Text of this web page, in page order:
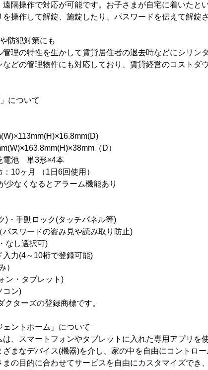
隔操作で対応が可能です。お子さまが自宅に着いたと
操作して解錠、施錠したり、パスワードを伝えて解錠
防犯対策にも
理の特性を生かして賃貸居住者の退去時などにシリン
どの管理物件にも対応しており、賃貸経営のコストダ
について
（D）
電池 単3形×4本
（1日6回使用）
るとアラーム機能あり
)・手動ロック(タッチパネル等)
パスワードの盗み見や読み取り防止)
なし選択可)
入力(4～10桁で登録可能)
）
ン・タブレット)
コン)
ターズの登録商標です。
ントホーム」について
、スマートフォンやタブレットに入れた専用アプリを
ざまなデバイス(機器)を介し、家の中を自由にコントロ
の目的に合わせてサービスを自由にカスタマイズでき